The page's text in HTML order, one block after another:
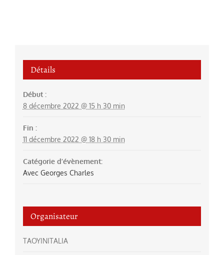
Détails
Début :
8 décembre 2022 @ 15 h 30 min
Fin :
11 décembre 2022 @ 18 h 30 min
Catégorie d’évènement:
Avec Georges Charles
Organisateur
TAOYINITALIA